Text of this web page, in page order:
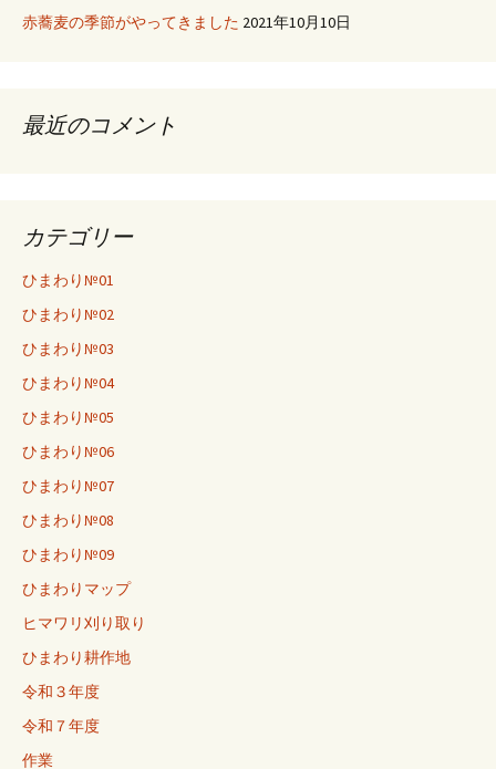
赤蕎麦の季節がやってきました 2021年10月10日
最近のコメント
カテゴリー
ひまわり№01
ひまわり№02
ひまわり№03
ひまわり№04
ひまわり№05
ひまわり№06
ひまわり№07
ひまわり№08
ひまわり№09
ひまわりマップ
ヒマワリ刈り取り
ひまわり耕作地
令和３年度
令和７年度
作業